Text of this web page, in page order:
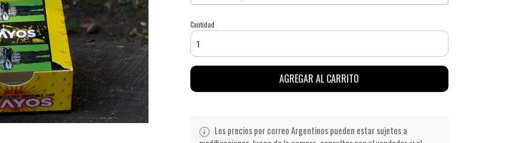
Cantidad
AGREGAR AL CARRITO
Los precios por correo Argentinos pueden estar sujetos a